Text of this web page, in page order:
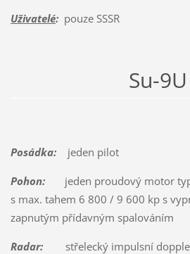
Uživatelé:pouze SSSR
Su-9U
Posádka:jeden pilot
Pohon:jeden proudový motor
s max. tahem 6 800 / 9 600 kp s
zapnutým přídavným spalováním
Radar:střelecký impulsní